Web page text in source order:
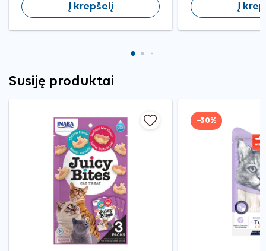
Į krepšelį Į
Susiję produktai
−30%